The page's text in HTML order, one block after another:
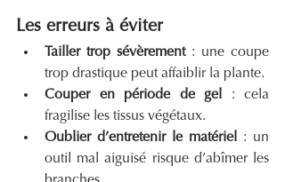
Les erreurs à éviter
Tailler trop sévèrement : une coupe
trop drastique peut affaiblir la plante.
Couper en période de gel : cela
fragilise les tissus végétaux.
Oublier d’entretenir le matériel : un
outil mal aiguisé risque d’abîmer les